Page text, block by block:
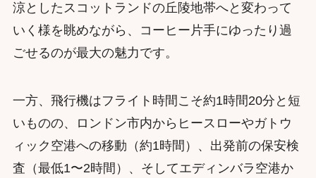
涼としたスコットランドの丘陵地帯へと変わって
いく様を眺めながら、コーヒー片手にゆったり過
ごせるのが最大の魅力です。
一方、飛行機はフライト時間こそ約1時間20分と短
いものの、ロンドン市内からヒースローやガトウ
ィック空港への移動（約1時間）、出発前の保安検
査（最低1〜2時間）、そしてエディンバラ空港か